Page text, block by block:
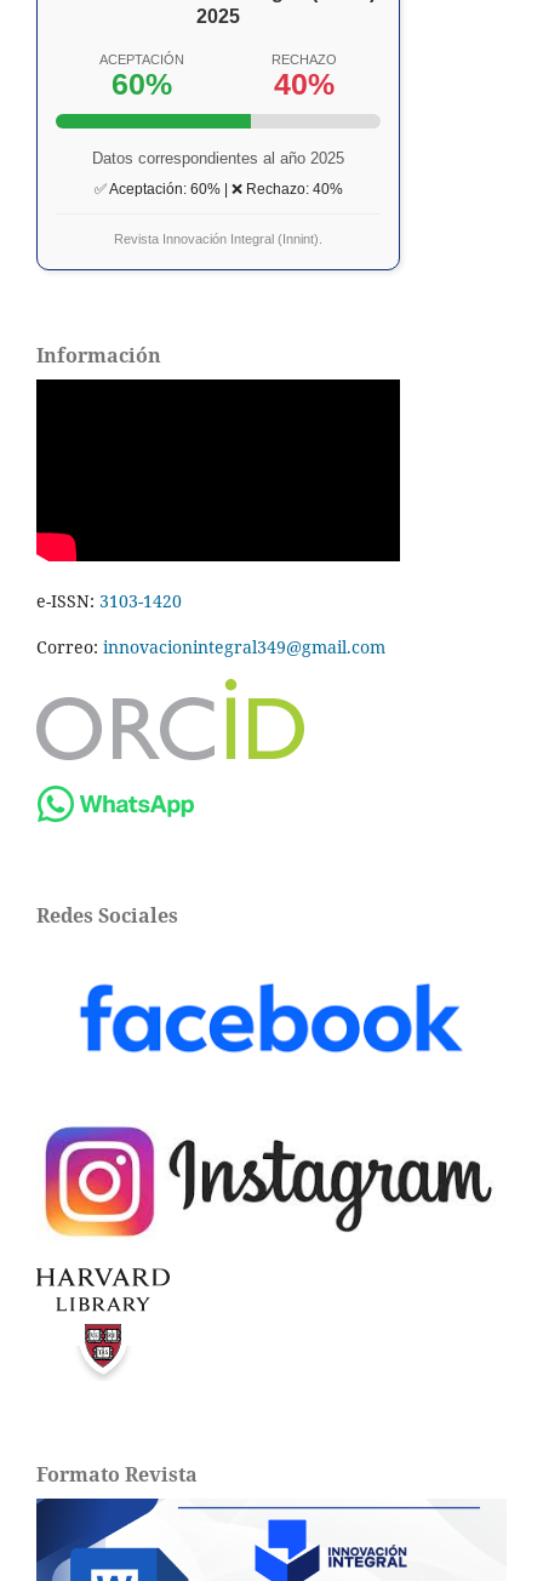
2025
ACEPTACIÓN
60%
RECHAZO
40%
Datos correspondientes al año 2025
✅ Aceptación: 60% | ❌ Rechazo: 40%
Revista Innovación Integral (Innint).
Información
e-ISSN: 3103-1420
Correo: innovacionintegral349@gmail.com
Redes Sociales
Formato Revista